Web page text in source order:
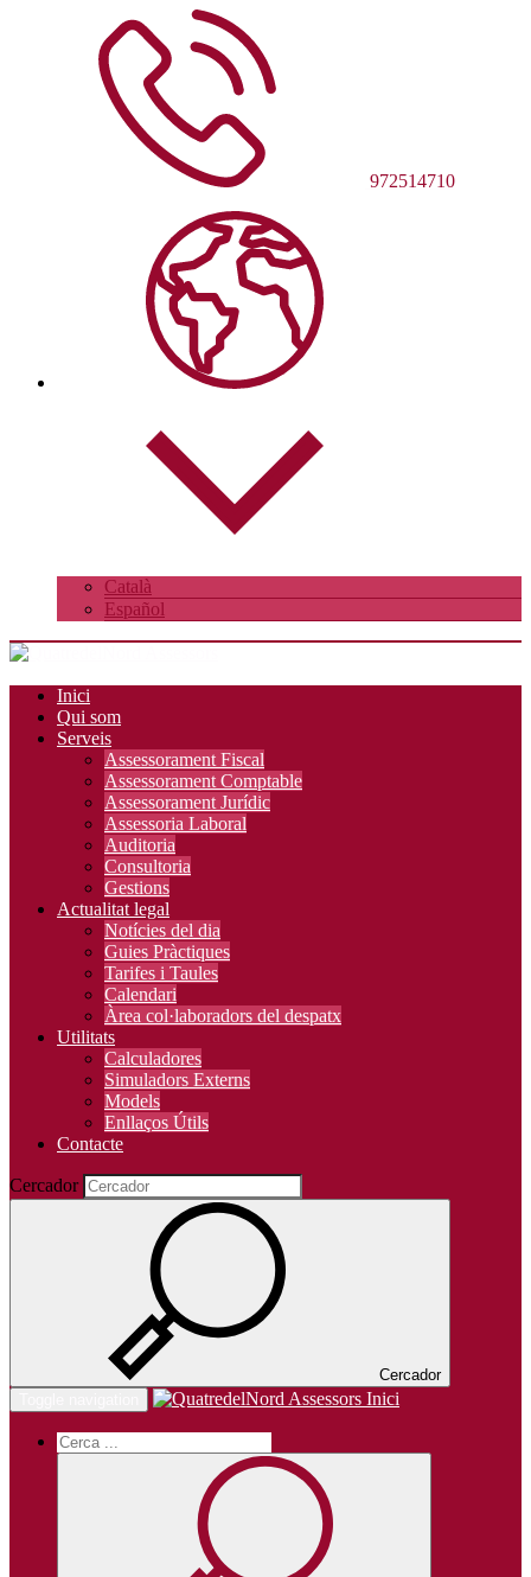
972514710
Català
Español
Inici
Qui som
Serveis
Assessorament Fiscal
Assessorament Comptable
Assessorament Jurídic
Assessoria Laboral
Auditoria
Consultoria
Gestions
Actualitat legal
Notícies del dia
Guies Pràctiques
Tarifes i Taules
Calendari
Àrea col·laboradors del despatx
Utilitats
Calculadores
Simuladors Externs
Models
Enllaços Útils
Contacte
Cercador
Cercador
Inici